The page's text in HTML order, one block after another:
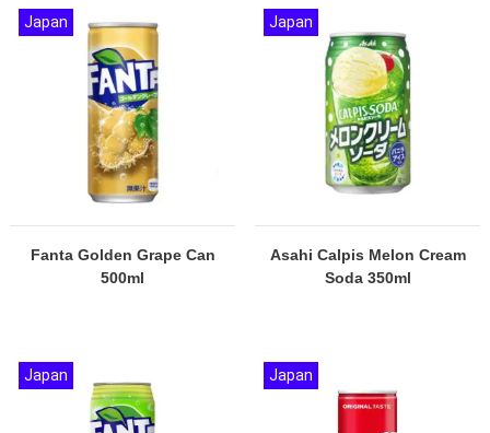
Fanta Golden Grape Can
500ml
Japan
Asahi Calpis Melon Cream
Soda 350ml
Japan
Japan Japan